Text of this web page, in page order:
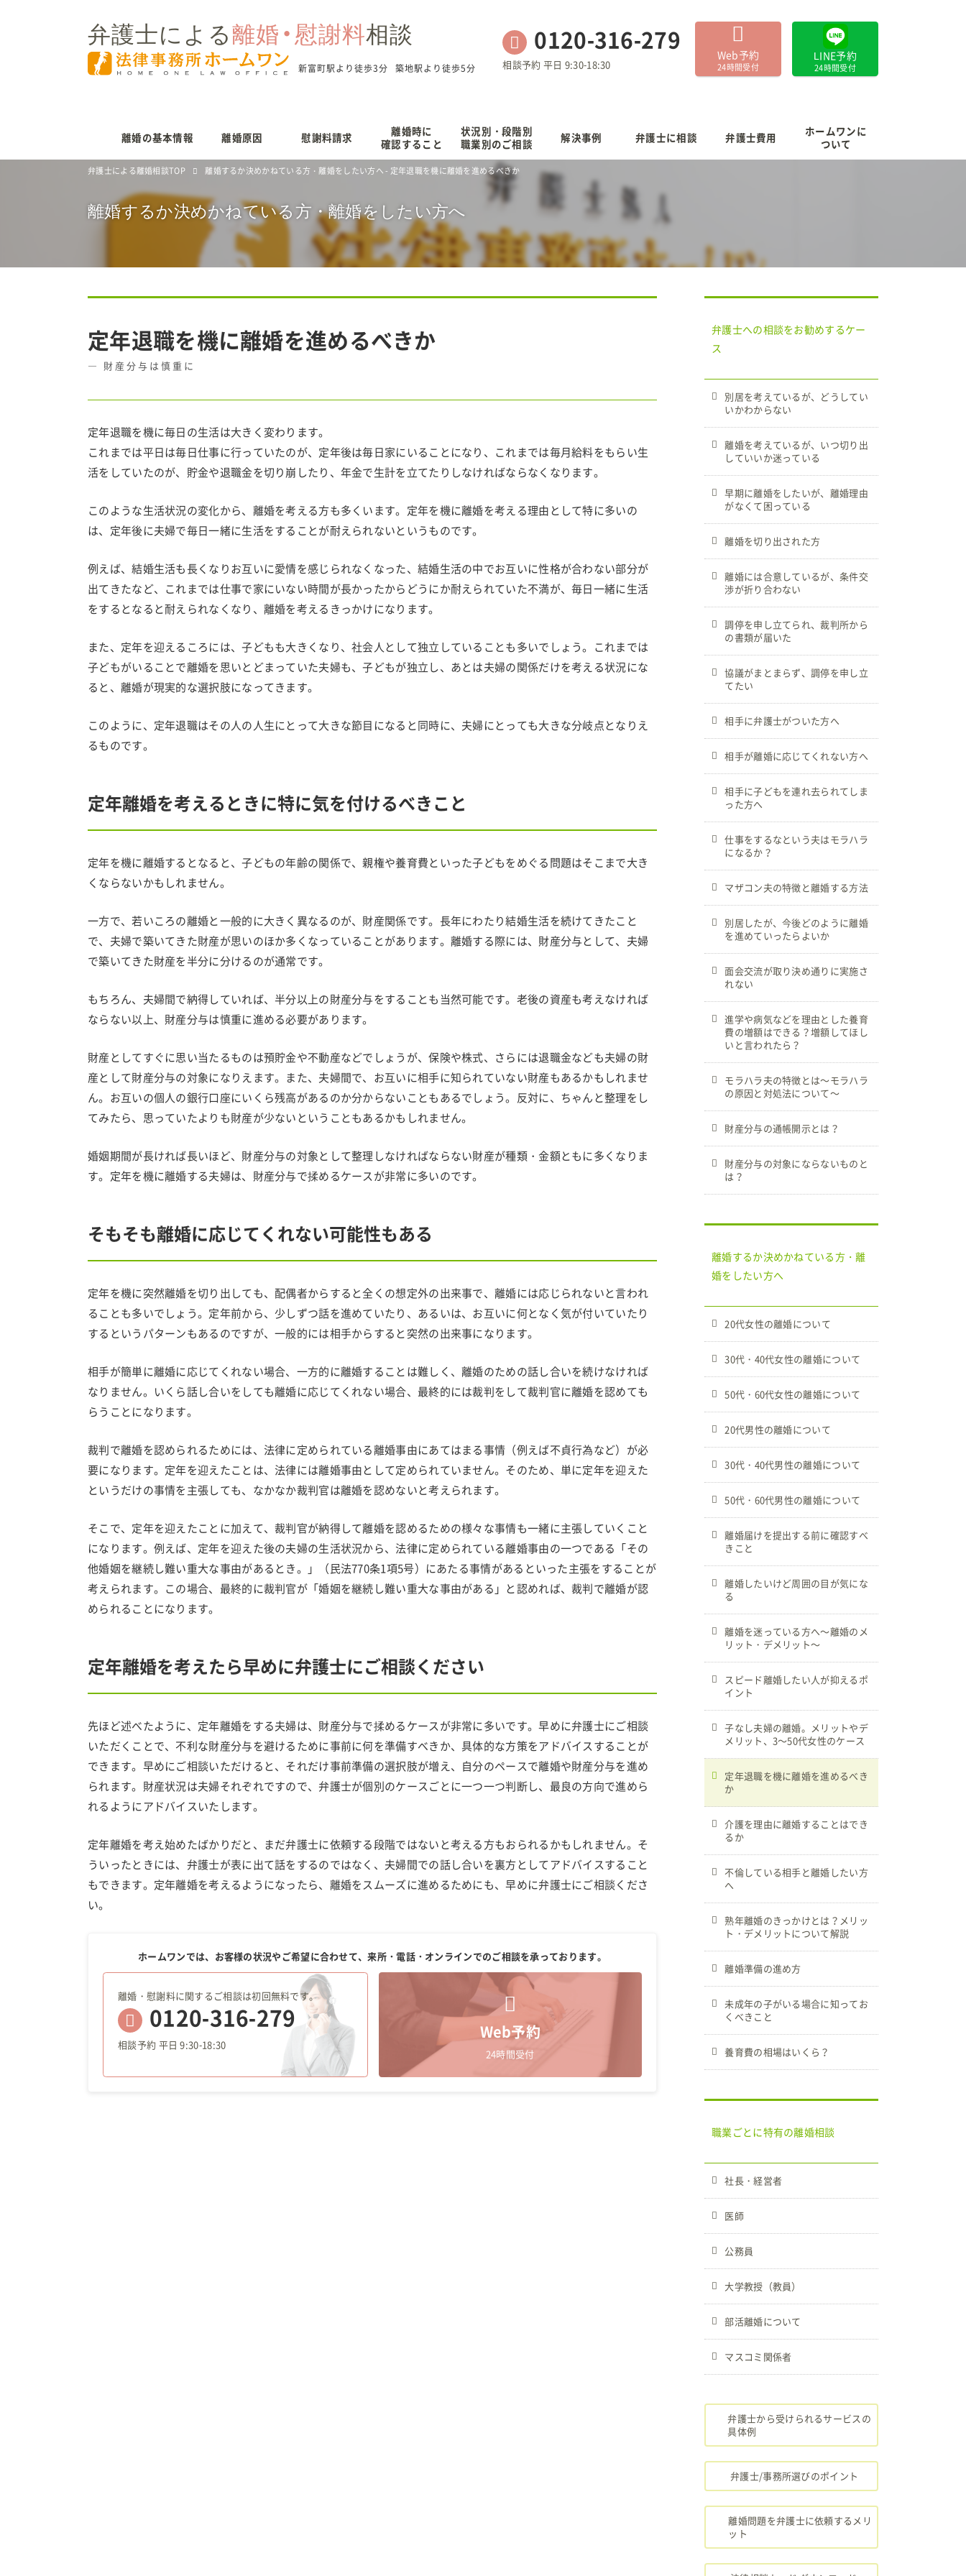
弁護士による離婚・慰謝料相談
新富町駅より徒歩3分 築地駅より徒歩5分
LINE予約
24時間受付
Web予約
24時間受付
0120-316-279
相談予約 平日 9:30-18:30
離婚の基本情報 離婚原因 慰謝料請求
離婚時に
確認すること
状況別・段階別
職業別のご相談
解決事例 弁護士に相談 弁護士費用
ホームワンに
ついて
弁護士による離婚相談TOP 離婚するか決めかねている方・離婚をしたい方へ - 定年退職を機に離婚を進めるべきか
離婚するか決めかねている方・離婚をしたい方へ
定年退職を機に離婚を進めるべきか
財産分与は慎重に
定年退職を機に毎日の生活は大きく変わります。
これまでは平日は毎日仕事に行っていたのが、定年後は毎日家にいることになり、これまでは毎月給料をもらい生
活をしていたのが、貯金や退職金を切り崩したり、年金で生計を立てたりしなければならなくなります。
このような生活状況の変化から、離婚を考える方も多くいます。定年を機に離婚を考える理由として特に多いの
は、定年後に夫婦で毎日一緒に生活をすることが耐えられないというものです。
例えば、結婚生活も長くなりお互いに愛情を感じられなくなった、結婚生活の中でお互いに性格が合わない部分が
出てきたなど、これまでは仕事で家にいない時間が長かったからどうにか耐えられていた不満が、毎日一緒に生活
をするとなると耐えられなくなり、離婚を考えるきっかけになります。
また、定年を迎えるころには、子どもも大きくなり、社会人として独立していることも多いでしょう。これまでは
子どもがいることで離婚を思いとどまっていた夫婦も、子どもが独立し、あとは夫婦の関係だけを考える状況にな
ると、離婚が現実的な選択肢になってきます。
このように、定年退職はその人の人生にとって大きな節目になると同時に、夫婦にとっても大きな分岐点となりえ
るものです。
定年離婚を考えるときに特に気を付けるべきこと
定年を機に離婚するとなると、子どもの年齢の関係で、親権や養育費といった子どもをめぐる問題はそこまで大き
くならないかもしれません。
一方で、若いころの離婚と一般的に大きく異なるのが、財産関係です。長年にわたり結婚生活を続けてきたこと
で、夫婦で築いてきた財産が思いのほか多くなっていることがあります。離婚する際には、財産分与として、夫婦
で築いてきた財産を半分に分けるのが通常です。
もちろん、夫婦間で納得していれば、半分以上の財産分与をすることも当然可能です。老後の資産も考えなければ
ならない以上、財産分与は慎重に進める必要があります。
財産としてすぐに思い当たるものは預貯金や不動産などでしょうが、保険や株式、さらには退職金なども夫婦の財
産として財産分与の対象になりえます。また、夫婦間で、お互いに相手に知られていない財産もあるかもしれませ
ん。お互いの個人の銀行口座にいくら残高があるのか分からないこともあるでしょう。反対に、ちゃんと整理をし
てみたら、思っていたよりも財産が少ないということもあるかもしれません。
婚姻期間が長ければ長いほど、財産分与の対象として整理しなければならない財産が種類・金額ともに多くなりま
す。定年を機に離婚する夫婦は、財産分与で揉めるケースが非常に多いのです。
そもそも離婚に応じてくれない可能性もある
定年を機に突然離婚を切り出しても、配偶者からすると全くの想定外の出来事で、離婚には応じられないと言われ
ることも多いでしょう。定年前から、少しずつ話を進めていたり、あるいは、お互いに何となく気が付いていたり
するというパターンもあるのですが、一般的には相手からすると突然の出来事になります。
相手が簡単に離婚に応じてくれない場合、一方的に離婚することは難しく、離婚のための話し合いを続けなければ
なりません。いくら話し合いをしても離婚に応じてくれない場合、最終的には裁判をして裁判官に離婚を認めても
らうことになります。
裁判で離婚を認められるためには、法律に定められている離婚事由にあてはまる事情（例えば不貞行為など）が必
要になります。定年を迎えたことは、法律には離婚事由として定められていません。そのため、単に定年を迎えた
というだけの事情を主張しても、なかなか裁判官は離婚を認めないと考えられます。
そこで、定年を迎えたことに加えて、裁判官が納得して離婚を認めるための様々な事情も一緒に主張していくこと
になります。例えば、定年を迎えた後の夫婦の生活状況から、法律に定められている離婚事由の一つである「その
他婚姻を継続し難い重大な事由があるとき。」（民法770条1項5号）にあたる事情があるといった主張をすることが
考えられます。この場合、最終的に裁判官が「婚姻を継続し難い重大な事由がある」と認めれば、裁判で離婚が認
められることになります。
定年離婚を考えたら早めに弁護士にご相談ください
先ほど述べたように、定年離婚をする夫婦は、財産分与で揉めるケースが非常に多いです。早めに弁護士にご相談
いただくことで、不利な財産分与を避けるために事前に何を準備すべきか、具体的な方策をアドバイスすることが
できます。早めにご相談いただけると、それだけ事前準備の選択肢が増え、自分のペースで離婚や財産分与を進め
られます。財産状況は夫婦それぞれですので、弁護士が個別のケースごとに一つ一つ判断し、最良の方向で進めら
れるようにアドバイスいたします。
定年離婚を考え始めたばかりだと、まだ弁護士に依頼する段階ではないと考える方もおられるかもしれません。そ
ういったときには、弁護士が表に出て話をするのではなく、夫婦間での話し合いを裏方としてアドバイスすること
もできます。定年離婚を考えるようになったら、離婚をスムーズに進めるためにも、早めに弁護士にご相談くださ
い。
ホームワンでは、お客様の状況やご希望に合わせて、来所・電話・オンラインでのご相談を承っております。
離婚・慰謝料に関するご相談は初回無料です。
0120-316-279
相談予約 平日 9:30-18:30
Web予約
24時間受付
弁護士への相談をお勧めするケー
ス
別居を考えているが、どうしてい
いかわからない
離婚を考えているが、いつ切り出
していいか迷っている
早期に離婚をしたいが、離婚理由
がなくて困っている
離婚を切り出された方
離婚には合意しているが、条件交
渉が折り合わない
調停を申し立てられ、裁判所から
の書類が届いた
協議がまとまらず、調停を申し立
てたい
相手に弁護士がついた方へ
相手が離婚に応じてくれない方へ
相手に子どもを連れ去られてしま
った方へ
仕事をするなという夫はモラハラ
になるか？
マザコン夫の特徴と離婚する方法
別居したが、今後どのように離婚
を進めていったらよいか
面会交流が取り決め通りに実施さ
れない
進学や病気などを理由とした養育
費の増額はできる？増額してほし
いと言われたら？
モラハラ夫の特徴とは～モラハラ
の原因と対処法について～
財産分与の通帳開示とは？
財産分与の対象にならないものと
は？
離婚するか決めかねている方・離
婚をしたい方へ
20代女性の離婚について
30代・40代女性の離婚について
50代・60代女性の離婚について
20代男性の離婚について
30代・40代男性の離婚について
50代・60代男性の離婚について
離婚届けを提出する前に確認すべ
きこと
離婚したいけど周囲の目が気にな
る
離婚を迷っている方へ～離婚のメ
リット・デメリット～
スピード離婚したい人が抑えるポ
イント
子なし夫婦の離婚。メリットやデ
メリット、3～50代女性のケース
定年退職を機に離婚を進めるべき
か
介護を理由に離婚することはでき
るか
不倫している相手と離婚したい方
へ
熟年離婚のきっかけとは？メリッ
ト・デメリットについて解説
離婚準備の進め方
未成年の子がいる場合に知ってお
くべきこと
養育費の相場はいくら？
職業ごとに特有の離婚相談
社長・経営者
医師
公務員
大学教授（教員）
部活離婚について
マスコミ関係者
弁護士から受けられるサービスの
具体例
弁護士/事務所選びのポイント
離婚問題を弁護士に依頼するメリ
ット